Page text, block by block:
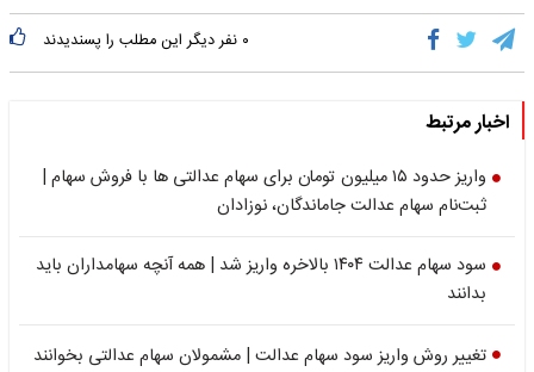
۰ نفر دیگر این مطلب را پسندیدند
اخبار مرتبط
واریز حدود ۱۵ میلیون تومان برای سهام عدالتی ها با فروش سهام |
ثبت‌نام سهام عدالت جاماندگان، نوزادان
سود سهام عدالت ۱۴۰۴ بالاخره واریز شد | همه آنچه سهامداران باید
بدانند
تغییر روش واریز سود سهام عدالت | مشمولان سهام عدالتی بخوانند